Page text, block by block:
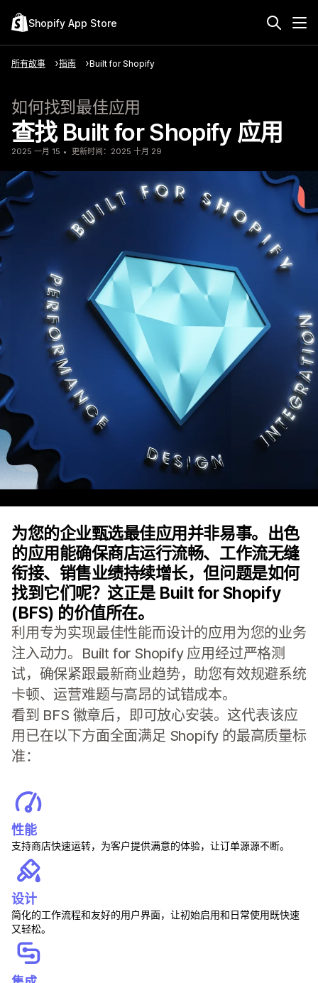
Shopify App Store
所有故事 指南 Built for Shopify
如何找到最佳应用
查找 Built for Shopify 应用
2025 一月 15 更新时间：2025 十月 29
为您的企业甄选最佳应用并非易事。出色
的应用能确保商店运行流畅、工作流无缝
衔接、销售业绩持续增长，但问题是如何
找到它们呢？这正是 Built for Shopify
(BFS) 的价值所在。
利用专为实现最佳性能而设计的应用为您的业务
注入动力。Built for Shopify 应用经过严格测
试，确保紧跟最新商业趋势，助您有效规避系统
卡顿、运营难题与高昂的试错成本。
看到 BFS 徽章后，即可放心安装。这代表该应
用已在以下方面全面满足 Shopify 的最高质量标
准：
性能
支持商店快速运转，为客户提供满意的体验，让订单源源不断。
设计
简化的工作流程和友好的用户界面，让初始启用和日常使用既快速
又轻松。